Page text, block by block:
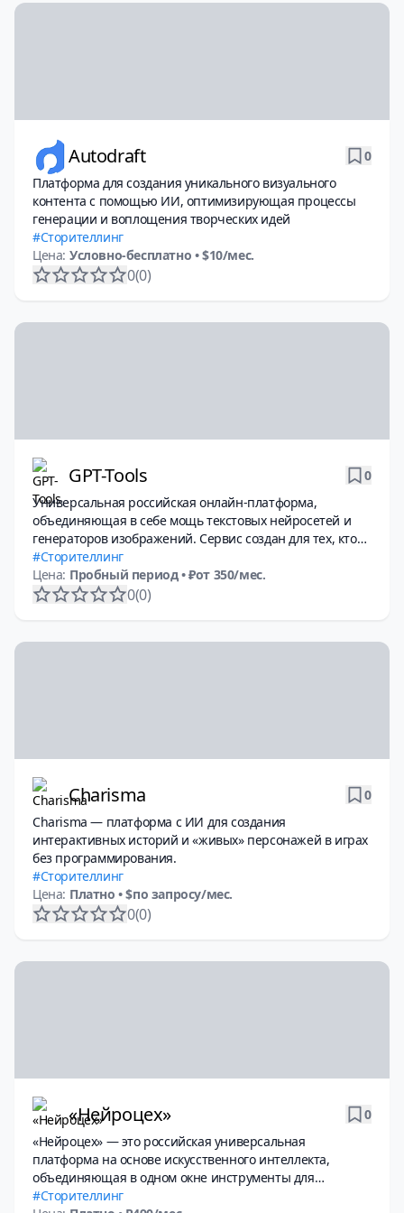
Autodraft
0
Платформа для создания уникального визуального
контента с помощью ИИ, оптимизирующая процессы
генерации и воплощения творческих идей
Сторителлинг
Цена: Условно-бесплатно • $10/мес.
0(0)
GPT-Tools
0
Универсальная российская онлайн-платформа,
объединяющая в себе мощь текстовых нейросетей и
генераторов изображений. Сервис создан для тех, кто
ищет удобную и легальную альтернативу западным ИИ-
инструментам на российском рынке.
Сторителлинг
Цена: Пробный период• ₽от 350/мес.
0(0)
Charisma
0
Charisma — платформа с ИИ для создания
интерактивных историй и «живых» персонажей в играх
без программирования.
Сторителлинг
Цена: Платно• $по запросу/мес.
0(0)
«Нейроцех»
0
«Нейроцех» — это российская универсальная
платформа на основе искусственного интеллекта,
объединяющая в одном окне инструменты для
генерации текстов, изображений, видео и работы с
Сторителлинг